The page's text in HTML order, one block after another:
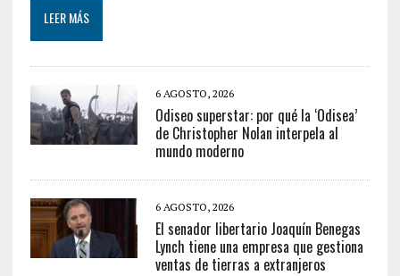
LEER MÁS
6 AGOSTO, 2026
Odiseo superstar: por qué la ‘Odisea’
de Christopher Nolan interpela al
mundo moderno
6 AGOSTO, 2026
El senador libertario Joaquín Benegas
Lynch tiene una empresa que gestiona
ventas de tierras a extranjeros